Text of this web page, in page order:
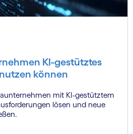
KI-gestütztes
können
mit KI-gestütztem
lösen und neue